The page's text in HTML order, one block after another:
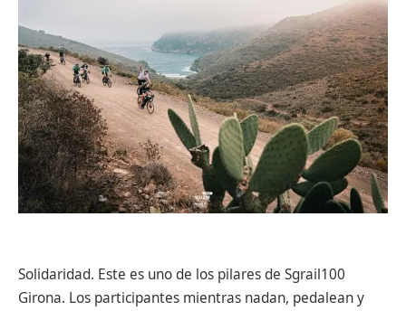
Solidaridad. Este es uno de los pilares de Sgrail100
Girona. Los participantes mientras nadan, pedalean y